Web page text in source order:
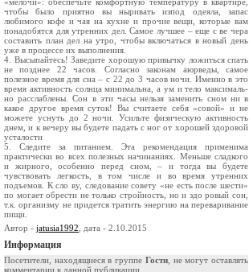
чтобы было приятно вы­ ныривать из­под одеяла, запас
любимого кофе и чая на кухне и прочие вещи, которые вам
понадо­бятся для утренних дел. Самое лучшее – еще с ве­ чера
составить план дел на утро, чтобы включать­ся в новый день
уже в процессе их выполнения.
4. Высыпайтесь! Заведите хорошую привычку ло­житься спать
не позднее 22 часов. Согласно зако­нам аюрведы, самое
полезное время для сна – с 22 до 3 часов ночи. Именно в это
время активность солнца минимальна, а ум и тело максималь­
но расслаблены. Сон в эти часы нельзя заменить сном ни в
какое другое время суток! Вы считаете себя «совой» и не
можете уснуть до 2 ночи. Усильте физическую активность
днем, и к вечеру вы будете падать с ног от хорошей здоровой
уста­лости
5. Следите за питанием. Эта рекомендация при­менима
практически во всех полезных начинани­ях. Меньше сладкого
и жирного, особенно перед сном, – и тогда вы будете
чувствовать легкость, в том числе и во время утренних
подъемов. К сло­ ву, следование совету «не есть после шести»
по­ могает обрести не только стройность, но и здо­ ровый сон,
т.к. организму не придется тратить энергию на переваривание
пищи.
Автор - jatusia1992 , дата - 2.10.2015
Информация
Посетители, находящиеся в группе Гости, не могут оставлять
комментарии к данной публикации.